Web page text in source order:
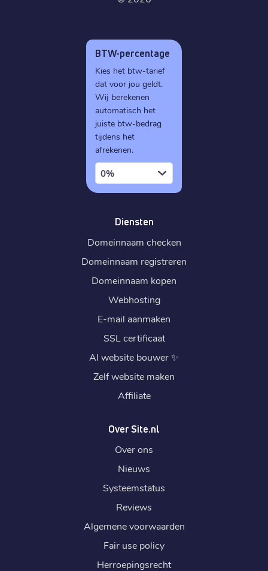
BTW-percentage
Kies het btw-tarief
dat voor jou geldt.
Wij berekenen
automatisch het
juiste btw-bedrag
tijdens het
afrekenen.
0%
Diensten
Domeinnaam checken
Domeinnaam registreren
Domeinnaam kopen
Webhosting
E-mail aanmaken
SSL certificaat
AI website bouwer✨
Zelf website maken
Affiliate
Over Site.nl
Over ons
Nieuws
Systeemstatus
Reviews
Algemene voorwaarden
Fair use policy
Herroepingsrecht